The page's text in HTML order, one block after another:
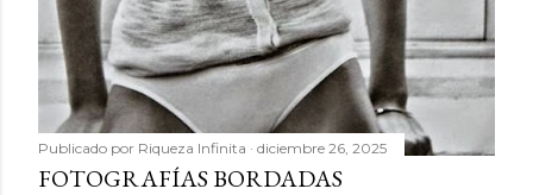
Publicado por Riqueza Infinita diciembre 26, 2025
FOTOGRAFÍAS BORDADAS